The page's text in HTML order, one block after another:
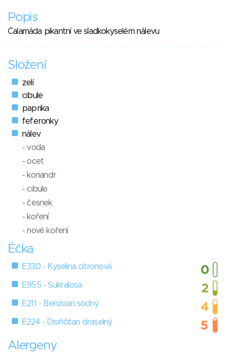
Popis
Čalamáda pikantní ve sladkokyselém nálevu
Složení
zelí
cibule
paprika
feferonky
nálev
- voda
- ocet
- koriandr
- cibule
- česnek
- koření
- nové koření
Éčka
E330 - Kyselina citronová
E955 - Sukralosa
E211 - Benzoan sodný
E224 - Disiřičitan draselný
Alergeny